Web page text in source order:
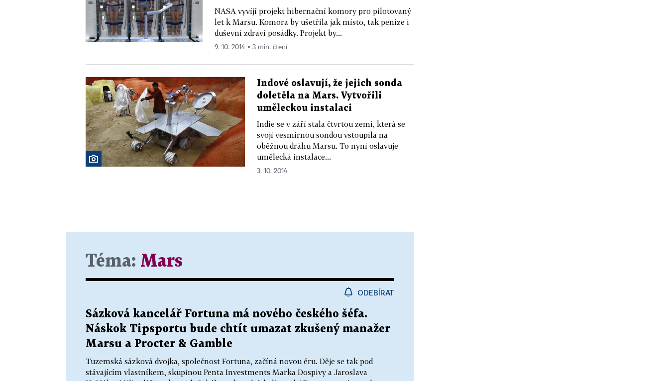
NASA vyvíjí projekt hibernační komory pro pilotovaný
let k Marsu. Komora by ušetřila jak místo, tak peníze i
duševní zdraví posádky. Projekt by...
9. 10. 2014 ▪ 3 min. čtení
Indové oslavují, že jejich sonda
doletěla na Mars. Vytvořili
uměleckou instalaci
Indie se v září stala čtvrtou zemí, která se
svojí vesmírnou sondou vstoupila na
oběžnou dráhu Marsu. To nyní oslavuje
umělecká instalace...
3. 10. 2014
Téma: Mars
ODEBÍRAT
Sázková kancelář Fortuna má nového českého šéfa.
Náskok Tipsportu bude chtít umazat zkušený manažer
Marsu a Procter & Gamble
Tuzemská sázková dvojka, společnost Fortuna, začíná novou éru. Děje se tak pod
stávajícím vlastníkem, skupinou Penta Investments Marka Dospivy a Jaroslava